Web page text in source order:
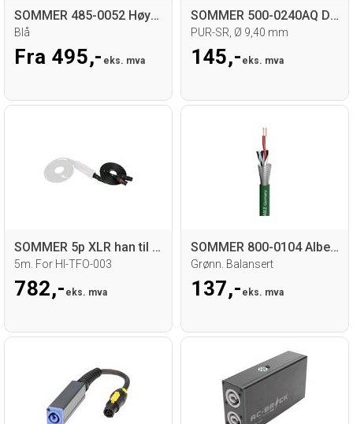
SOMMER 485-0052 Høyttalerkabel
Blå
Fra 495,- eks. mva
SOMMER 500-0240AQ DMX/Power Hybridkabel
PUR-SR, Ø 9,40 mm
145,- eks. mva
SOMMER 5p XLR han til 2 x 3p XLR han
5m. For HI-TFO-003
782,- eks. mva
SOMMER 800-0104 Albedo Hi-Fi kabel
Grønn. Balansert
137,- eks. mva